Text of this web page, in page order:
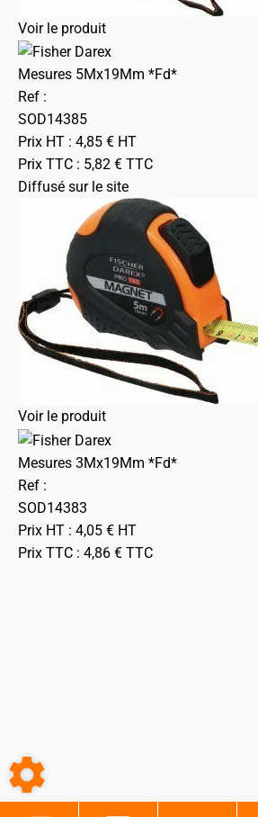
Voir le produit
Mesures 5Mx19Mm *Fd*
Ref :
SOD14385
Prix HT : 4,85 € HT
Prix TTC : 5,82 € TTC
Diffusé sur le site
Voir le produit
Mesures 3Mx19Mm *Fd*
Ref :
SOD14383
Prix HT : 4,05 € HT
Prix TTC : 4,86 € TTC